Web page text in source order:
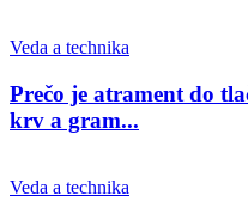
Veda a technika
Prečo je atrament do
krv a gram...
Veda a technika